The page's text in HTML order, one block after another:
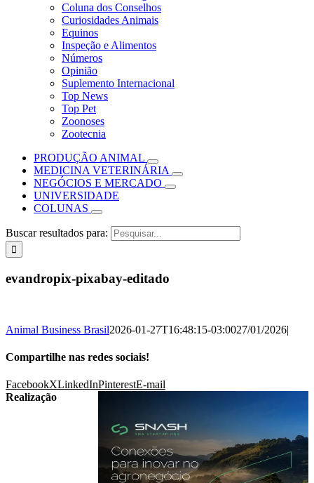
Coluna dos Conselhos
Curiosidades Animais
Equinos
Inspeção e Alimentos
Números
Opinião
Suplemento Internacional
Top News
Top Pet
Zoonoses
Zootecnia
PRODUÇÃO ANIMAL
MEDICINA VETERINÁRIA
NEGÓCIOS E MERCADO
UNIVERSIDADE
COLUNAS
Buscar resultados para:
evandropix-pixabay-editado
Animal Business Brasil2026-01-27T16:48:15-03:0027/01/2026|
Compartilhe nas redes sociais!
FacebookXLinkedInPinterestE-mail
Realização